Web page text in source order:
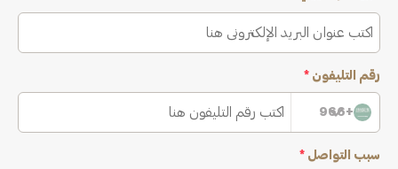
رقم التليفون *
+966
سبب التواصل *